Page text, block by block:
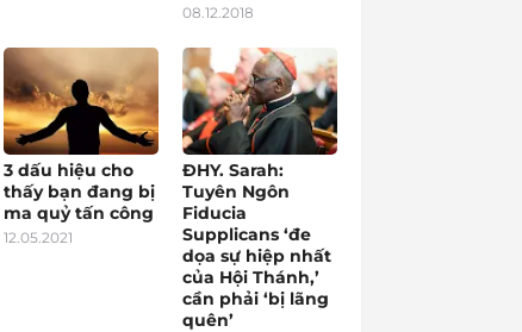
08.12.2018
3 dấu hiệu cho
thấy bạn đang bị
ma quỷ tấn công
12.05.2021
ĐHY. Sarah:
Tuyên Ngôn
Fiducia
Supplicans ‘đe
dọa sự hiệp nhất
của Hội Thánh,’
cần phải ‘bị lãng
quên’